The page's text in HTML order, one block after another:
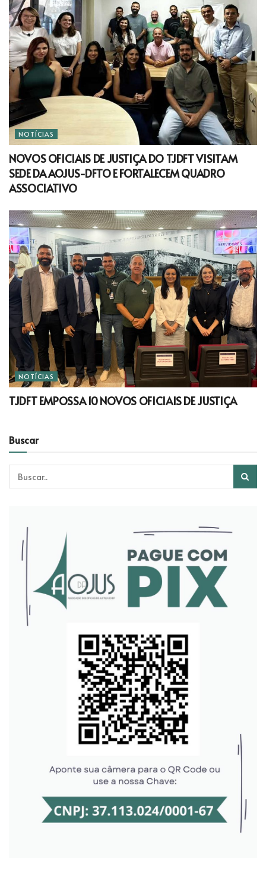
NOTÍCIAS
NOVOS OFICIAIS DE JUSTIÇA DO TJDFT VISITAM
SEDE DA AOJUS-DFTO E FORTALECEM QUADRO
ASSOCIATIVO
NOTÍCIAS
TJDFT EMPOSSA 10 NOVOS OFICIAIS DE JUSTIÇA
Buscar